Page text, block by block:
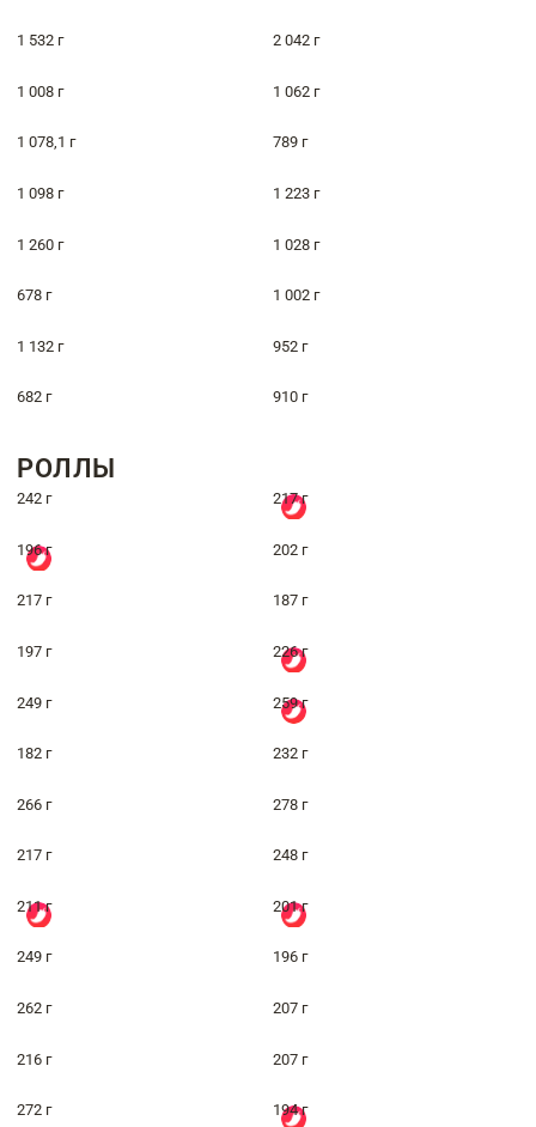
1 532 г 2 042 г
1 008 г 1 062 г
1 078,1 г 789 г
1 098 г 1 223 г
1 260 г 1 028 г
678 г 1 002 г
1 132 г 952 г
682 г 910 г
РОЛЛЫ
242 г 217 г
196 г 202 г
217 г 187 г
197 г 226 г
249 г 259 г
182 г 232 г
266 г 278 г
217 г 248 г
211 г 201 г
249 г 196 г
262 г 207 г
216 г 207 г
272 г 194 г